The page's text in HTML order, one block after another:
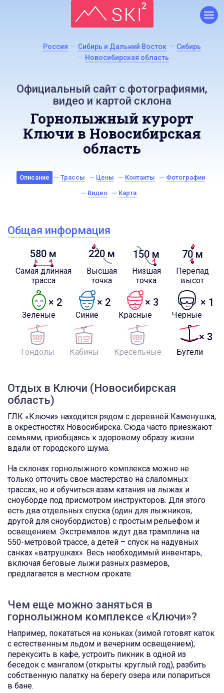
Россия Сибирь и Дальний Восток
Сибирь
Новосибирская область
Официальный сайт с фотографиями,
видео и картой склона
Горнолыжный курорт
Ключи в Новосибирская
область
Описание Трассы Цены Контакты Фотографии
Видео Карта
Общая информация
580 м
Самая длинная
трасса
220 м
Высшая
точка
150 м
Низшая
точка
70 м
Перепад
высот
× 2
Зеленые
× 2
Синие
× 3
Красные
× 1
Черные
Гондолы Кабины Кресельные
× 3
Бугели
Отдых в Ключи (Новосибирская
область)
ГЛК «Ключи» находится рядом с деревней Каменушка,
в окрестностях Новосибирска. Сюда часто приезжают
семьями, приобщаясь к здоровому образу жизни
вдали от городского шума.
На склонах горнолыжного комплекса можно не
только отточить свое мастерство на слаломных
трассах, но и обучиться азам катания на лыжах и
сноуборде под присмотром инструкторов. Для этого
есть два отдельных спуска (один для лыжников,
другой для сноубордистов) с простым рельефом и
освещением. Экстремалов ждут два трамплина на
550-метровой трассе, а детей – спуск на надувных
санках «ватрушках». Весь необходимый инвентарь,
включая беговые лыжи разных размеров,
предлагается в местном прокате.
Чем еще можно заняться в
горнолыжном комплексе «Ключи»?
Например, покататься на коньках (зимой готовят каток
с естественным льдом и вечерним освещением),
перекусить в кафе, устроить пикник в одной из
беседок с мангалом (открыты круглый год), разбить
собственную палатку на берегу озера или попариться
в бане.